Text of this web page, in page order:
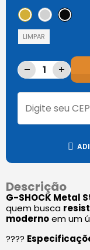
LIMPAR
Descrição
G-SHOCK Metal
quem busca
modernoem um
????